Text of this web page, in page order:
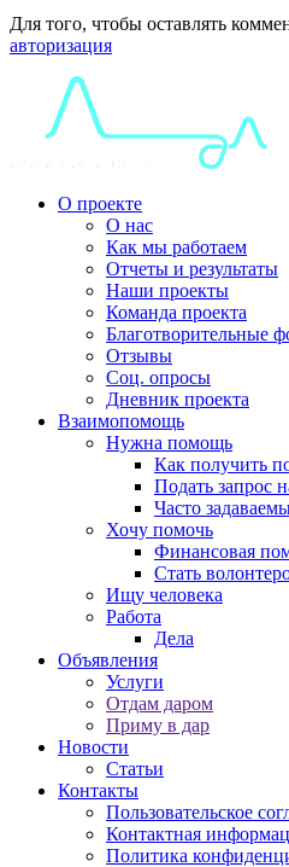
Для того, чтобы оставлять
авторизация
О проекте
О нас
Как мы работаем
Отчеты и результаты
Наши проекты
Команда проекта
Благотворительные
Отзывы
Соц. опросы
Дневник проекта
Взаимопомощь
Нужна помощь
Как получить
Подать запрос
Часто
Хочу помочь
Финансовая
Стать
Ищу человека
Работа
Дела
Объявления
Услуги
Отдам даром
Приму в дар
Новости
Статьи
Контакты
Пользовательское
Контактная
Политика